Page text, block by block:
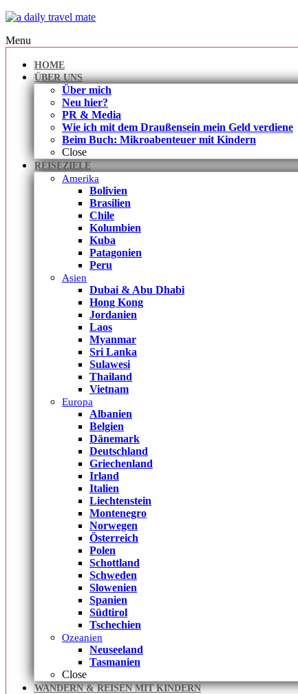
Menu
HOME
ÜBER UNS
Über mich
Neu hier?
PR & Media
Wie ich mit dem Draußensein mein Geld verdiene
Beim Buch: Mikroabenteuer mit Kindern
Close
REISEZIELE
Amerika
Bolivien
Brasilien
Chile
Kolumbien
Kuba
Patagonien
Peru
Asien
Dubai & Abu Dhabi
Hong Kong
Jordanien
Laos
Myanmar
Sri Lanka
Sulawesi
Thailand
Vietnam
Europa
Albanien
Belgien
Dänemark
Deutschland
Griechenland
Irland
Italien
Liechtenstein
Montenegro
Norwegen
Österreich
Polen
Schottland
Schweden
Slowenien
Spanien
Südtirol
Tschechien
Ozeanien
Neuseeland
Tasmanien
Close
WANDERN & REISEN MIT KINDERN